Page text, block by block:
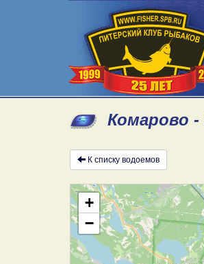
Комарово -
К списку водоемов
+
−